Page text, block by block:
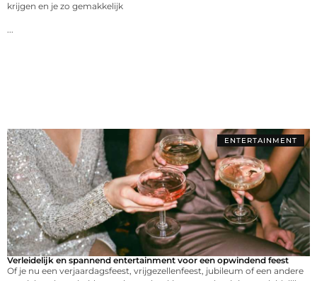
krijgen en je zo gemakkelijk
ENTERTAINMENT
Verleidelijk en spannend entertainment voor een opwindend feest
Of je nu een verjaardagsfeest, vrijgezellenfeest, jubileum of een andere